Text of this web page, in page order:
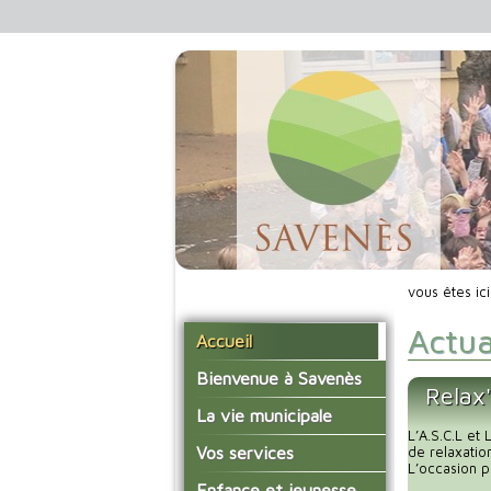
Accueil
Bienvenue à Savenès
Situer Savenès
Savenès en chiffre
L'histoire du village
La vie municipale
Vos élus
Les compte-rendus du
Vos services
La mairie
vous êtes
L’A.S.C.L
de
L’occasion